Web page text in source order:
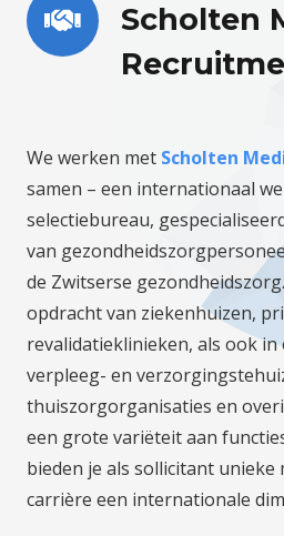
Scholten
We werken met Scholten
samen – een internationaal
selectiebureau,
van
de Zwitserse
opdracht van ziekenhuizen,
revalidatieklinieken, als ook in
verpleeg- en
thuiszorgorganisaties en
een grote variëteit aan
bieden je als sollicitant unieke
carrière een internationale